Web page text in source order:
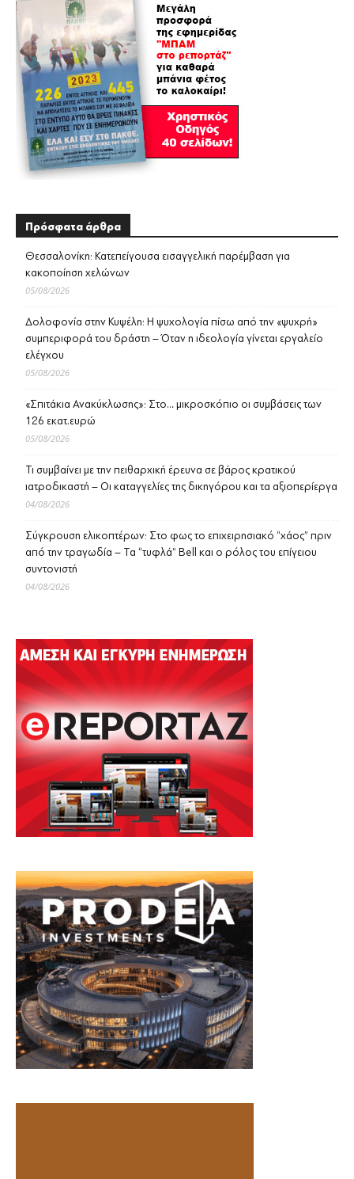
Πρόσφατα άρθρα
Θεσσαλονίκη: Κατεπείγουσα εισαγγελική παρέμβαση για
κακοποίηση χελώνων
05/08/2026
Δολοφονία στην Κυψέλη: Η ψυχολογία πίσω από την «ψυχρή»
συμπεριφορά του δράστη – Όταν η ιδεολογία γίνεται εργαλείο
ελέγχου
05/08/2026
«Σπιτάκια Ανακύκλωσης»: Στο… μικροσκόπιο οι συμβάσεις των
126 εκατ.ευρώ
05/08/2026
Τι συμβαίνει με την πειθαρχική έρευνα σε βάρος κρατικού
ιατροδικαστή – Οι καταγγελίες της δικηγόρου και τα αξιοπερίεργα
04/08/2026
Σύγκρουση ελικοπτέρων: Στο φως το επιχειρησιακό “χάος” πριν
από την τραγωδία – Τα “τυφλά” Bell και ο ρόλος του επίγειου
συντονιστή
04/08/2026